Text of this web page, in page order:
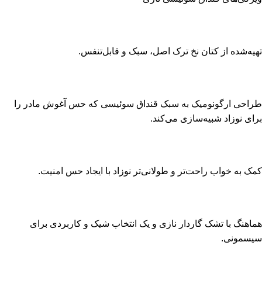
تهیه‌شده از کتان نخ ترک اصل، سبک و قابل‌تنفس.
طراحی ارگونومیک به سبک قنداق سوئیسی که حس آغوش مادر را
برای نوزاد شبیه‌سازی می‌کند.
کمک به خواب راحت‌تر و طولانی‌تر نوزاد با ایجاد حس امنیت.
هماهنگ با تشک گاردار نازی و یک انتخاب شیک و کاربردی برای
سیسمونی.